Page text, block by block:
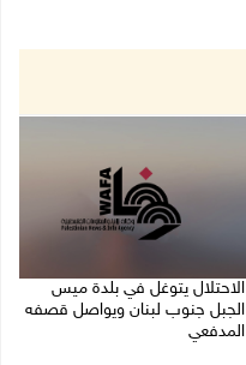
الاحتلال يتوغل في بلدة ميس
الجبل جنوب لبنان ويواصل قصفه
المدفعي